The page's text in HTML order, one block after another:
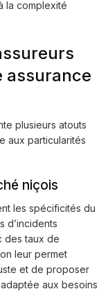
la complexité
assurance
plusieurs atouts
aux particularités
niçois
les spécificités du
d’incidents
des taux de
leur permet
et de proposer
aux besoins